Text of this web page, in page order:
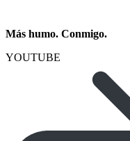
Más humo. Conmigo.
YOUTUBE